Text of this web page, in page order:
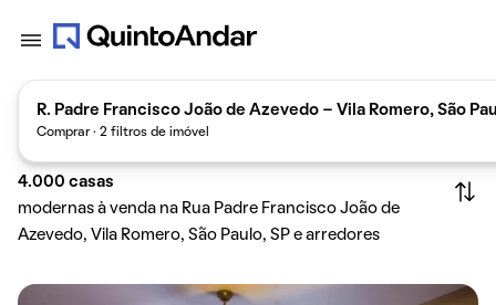
R. Padre Francisco João de Azevedo - Vila Romero, São
Comprar · 2 filtros de imóvel
4.000 casas
modernas à venda na Rua Padre Francisco João de
Azevedo, Vila Romero, São Paulo, SP e arredores